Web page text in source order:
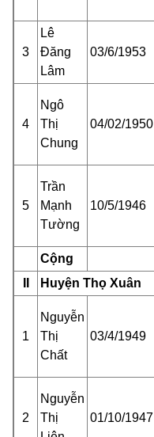
3
Lê
Đăng
Lâm
03/6/1953
4
Ngô
Thị
Chung
04/02/1950
5
Trần
Mạnh
Tường
10/5/1946
Cộng
Huyện Thọ Xuân
1
Nguyễn
Thị
Chất
03/4/1949
2
Nguyễn
Thị
01/10/1947